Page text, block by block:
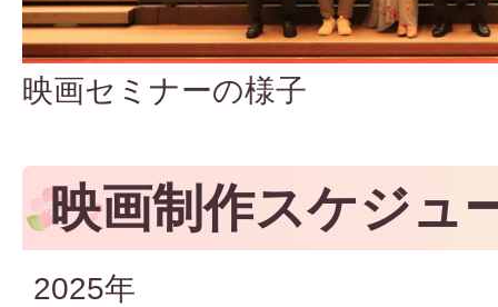
映画セミナーの様子
映画制作スケジュ
2025年